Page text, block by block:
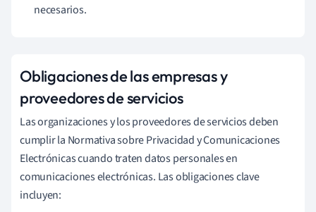
necesarios.
Obligaciones de las empresas y
proveedores de servicios
Las organizaciones y los proveedores de servicios deben
cumplir la Normativa sobre Privacidad y Comunicaciones
Electrónicas cuando traten datos personales en
comunicaciones electrónicas. Las obligaciones clave
incluyen: